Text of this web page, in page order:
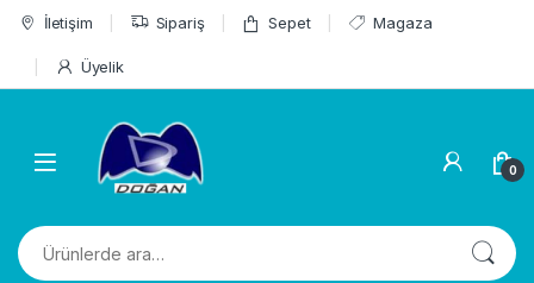
Skip to navigation
Skip to content
İletişim Sipariş Sepet Magaza
Üyelik
0
Ara: